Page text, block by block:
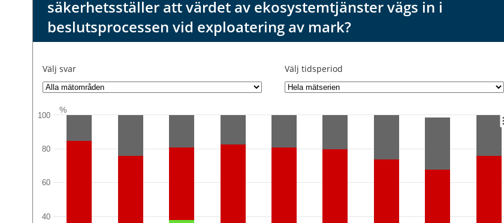
säkerhetsställer att värdet av ekosystemtjänster vägs in i
beslutsprocessen vid exploatering av mark?
Välj svar Välj tidsperiod
%
40
60
80
100